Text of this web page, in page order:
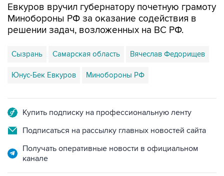
Евкуров вручил губернатору почетную грамоту
Минобороны РФ за оказание содействия в
решении задач, возложенных на ВС РФ.
Сызрань Самарская область Вячеслав Федорищев
Юнус-Бек Евкуров Минобороны РФ
Купить подписку на профессиональную ленту
Подписаться на рассылку главных новостей сайта
Получать оперативные новости в официальном
канале